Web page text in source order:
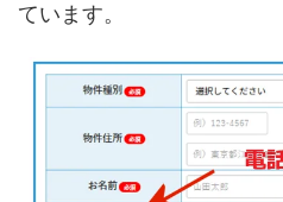
ています。